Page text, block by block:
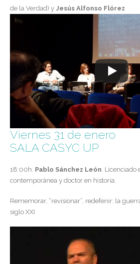
de la Verdad) y Jesús Alfonso Flórez
Viernes 31 de enero
SALA CASYC UP
18:00h. Pablo Sánchez León. Licenciado
contemporánea y doctor en historia.
Rememorar, “revisionar”, redefenir: la
siglo XXI